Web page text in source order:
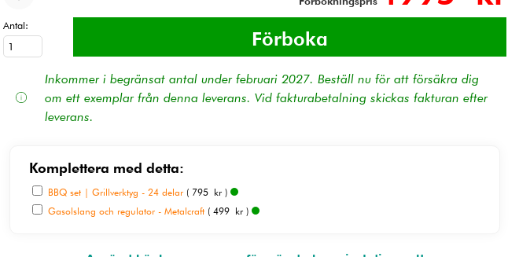
Antal:
Inkommer i begränsat antal under februari 2027. Beställ nu för att försäkra dig
om ett exemplar från denna leverans. Vid fakturabetalning skickas fakturan efter
leverans.
Komplettera med detta:
BBQ set | Grillverktyg - 24 delar ( 795 kr )
Gasolslang och regulator - Metalcraft ( 499 kr )